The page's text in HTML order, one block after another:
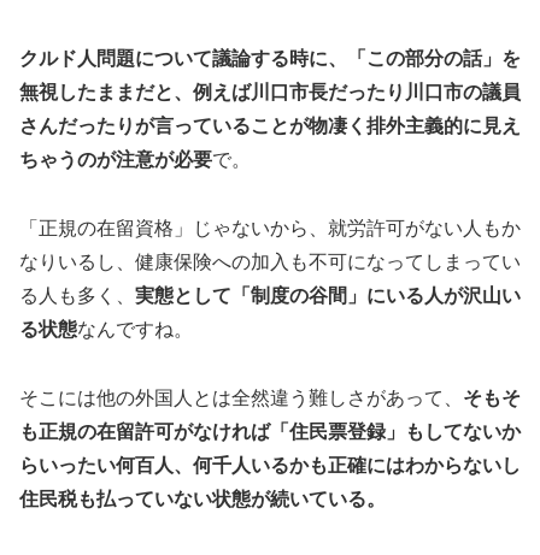
クルド人問題について議論する時に、「この部分の話」を
無視したままだと、例えば川口市長だったり川口市の議員
さんだったりが言っていることが物凄く排外主義的に見え
ちゃうのが注意が必要で。
「正規の在留資格」じゃないから、就労許可がない人もか
なりいるし、健康保険への加入も不可になってしまってい
る人も多く、 実態として「制度の谷間」にいる人が沢山い
る状態なんですね。
そこには他の外国人とは全然違う難しさがあって、 そもそ
も正規の在留許可がなければ「住民票登録」もしてないか
らいったい何百人、何千人いるかも正確にはわからないし
住民税も払っていない状態が続いている。